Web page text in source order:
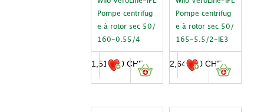
Pompe centrifug
e à rotor sec 50/
160-0.55/4
1,510.00CHF
Pompe centrifug
e à rotor sec 50/
165-5.5/2-IE3
2,646.00CHF